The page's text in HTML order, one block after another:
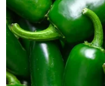
TIN LIÊN